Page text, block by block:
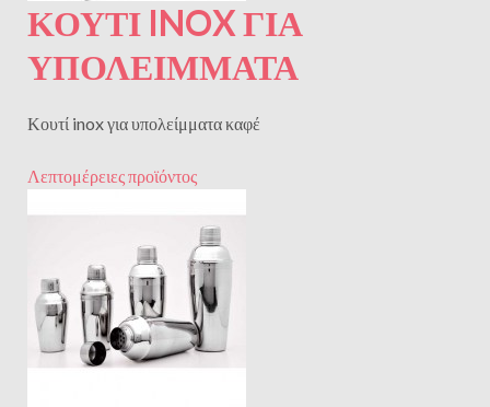
ΚΟΥΤΊ INOX ΓΙΑ
ΥΠΟΛΕΊΜΜΑΤΑ
Κουτί inox για υπολείμματα καφέ
Λεπτομέρειες προϊόντος